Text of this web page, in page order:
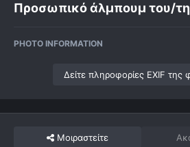
Προσωπικό άλμπουμ του/
PHOTO INFORMATION
Δείτε πληροφορίες EXIF της
Μοιραστείτε